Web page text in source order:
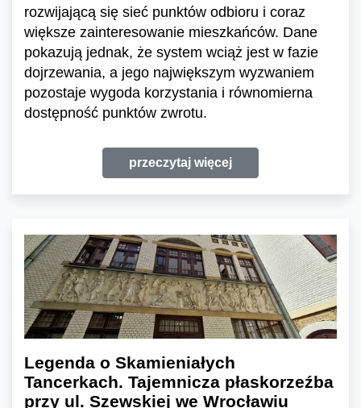
rozwijającą się sieć punktów odbioru i coraz
większe zainteresowanie mieszkańców. Dane
pokazują jednak, że system wciąż jest w fazie
dojrzewania, a jego największym wyzwaniem
pozostaje wygoda korzystania i równomierna
dostępność punktów zwrotu.
przeczytaj więcej
Legenda o Skamieniałych
Tancerkach. Tajemnicza płaskorzeźba
przy ul. Szewskiej we Wrocławiu